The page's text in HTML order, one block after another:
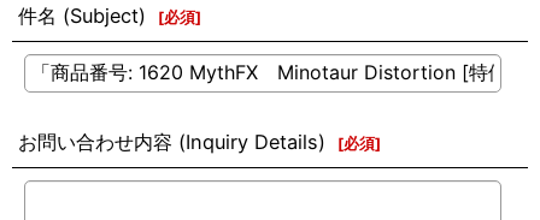
件名 (Subject) [必須]
お問い合わせ内容 (Inquiry Details) [必須]